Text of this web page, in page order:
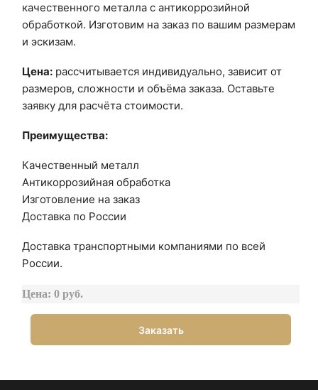
качественного металла с антикоррозийной
обработкой. Изготовим на заказ по вашим размерам
и эскизам.
Цена: рассчитывается индивидуально, зависит от
размеров, сложности и объёма заказа. Оставьте
заявку для расчёта стоимости.
Преимущества:
Качественный металл
Антикоррозийная обработка
Изготовление на заказ
Доставка по России
Доставка транспортными компаниями по всей
России.
Цена: 0 руб.
Заказать